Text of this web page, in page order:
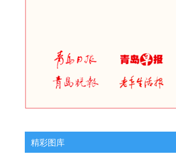
精彩图库